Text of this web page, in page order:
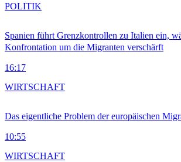
Spanien führt Grenzkontrollen zu Italien ein,
Konfrontation um die Migranten verschärft
16:17
POLITIK
Das eigentliche Problem der europäischen
10:55
WIRTSCHAFT
WIRTSCHAFT